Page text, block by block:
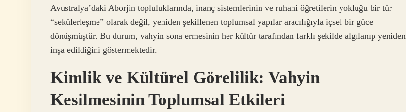
Avustralya’daki Aborjin topluluklarında, inanç sistemlerinin ve ruhani öğretilerin yokluğu bir tür
“sekülerleşme” olarak değil, yeniden şekillenen toplumsal yapılar aracılığıyla içsel bir güce
dönüşmüştür. Bu durum, vahyin sona ermesinin her kültür tarafından farklı şekilde algılanıp yeniden
inşa edildiğini göstermektedir.
Kimlik ve Kültürel Görelilik: Vahyin
Kesilmesinin Toplumsal Etkileri